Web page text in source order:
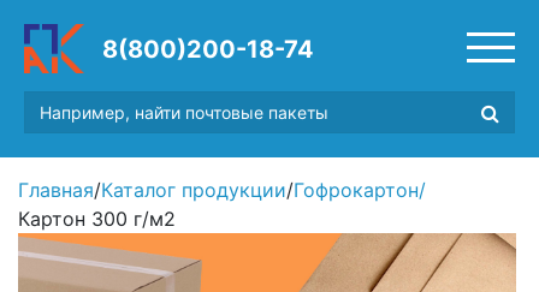
8(800)200-18-74
Главная/Каталог продукции/Гофрокартон/
Картон 300 г/м2